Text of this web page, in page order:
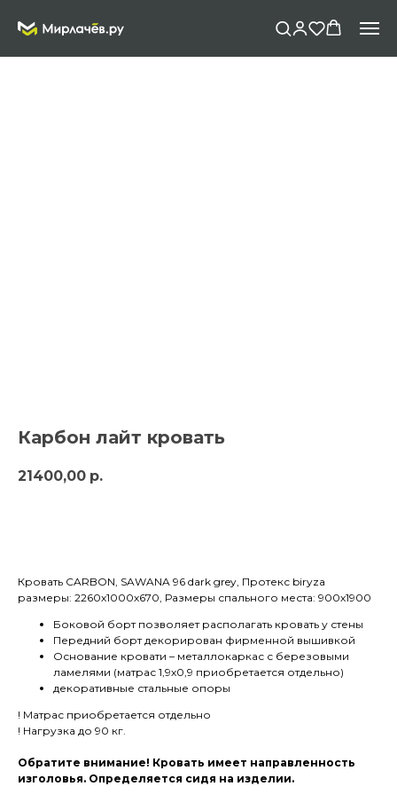
Карбон лайт кровать
21400,00 р.
Кровать CARBON, SAWANA 96 dark grey, Протекс biryza
размеры: 2260х1000х670, Размеры спального места: 900х1900
Боковой борт позволяет располагать кровать у стены
Передний борт декорирован фирменной вышивкой
Основание кровати – металлокаркас с березовыми
ламелями (матрас 1,9х0,9 приобретается отдельно)
декоративные стальные опоры
! Матрас приобретается отдельно
! Нагрузка до 90 кг.
Обратите внимание! Кровать имеет направленность
изголовья. Определяется сидя на изделии.